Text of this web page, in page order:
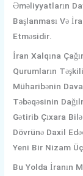
Əməliyyatların
Başlanması Və
Etməsidir.
İran Xalqına
Qurumların
Müharibənin
Təbəqəsinin
Gətirib Çıxara
Dövrünə Daxil
Yeni Bir Nizam
Bu Yolda İranın